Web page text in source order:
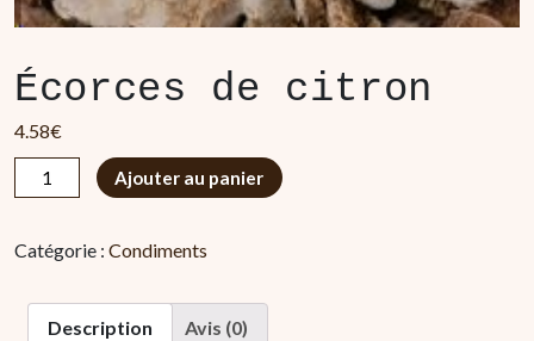
Écorces de citron
4.58€
quantité
de
de
Ajouter au panier
Catégorie : Condiments
Description Avis (0)